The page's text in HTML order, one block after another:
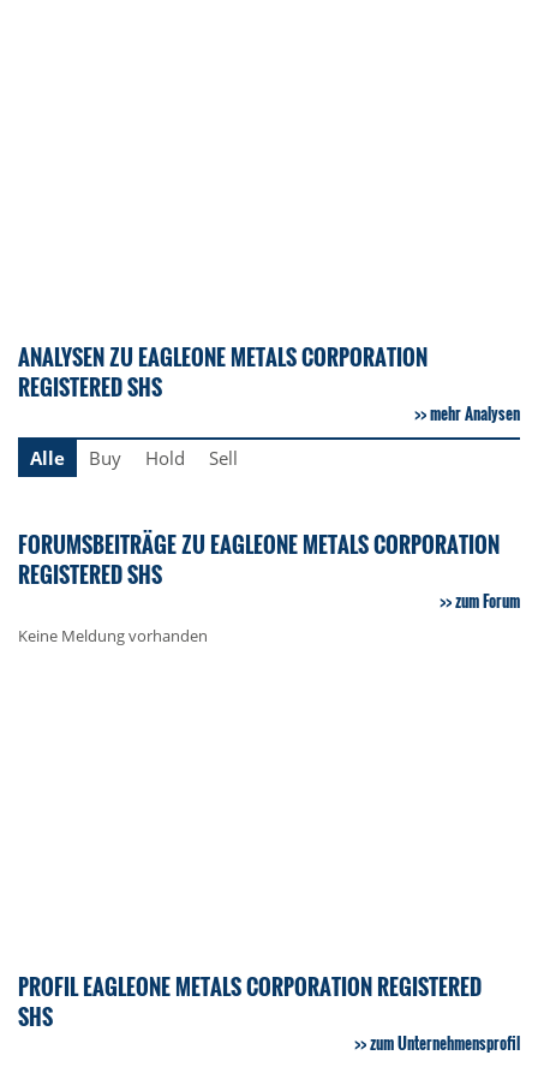
ANALYSEN ZU EAGLEONE METALS CORPORATION
REGISTERED SHS
mehr Analysen
Alle
Buy Hold Sell
FORUMSBEITRÄGE ZU EAGLEONE METALS CORPORATION
REGISTERED SHS
zum Forum
Keine Meldung vorhanden
PROFIL EAGLEONE METALS CORPORATION REGISTERED
SHS
zum Unternehmensprofil